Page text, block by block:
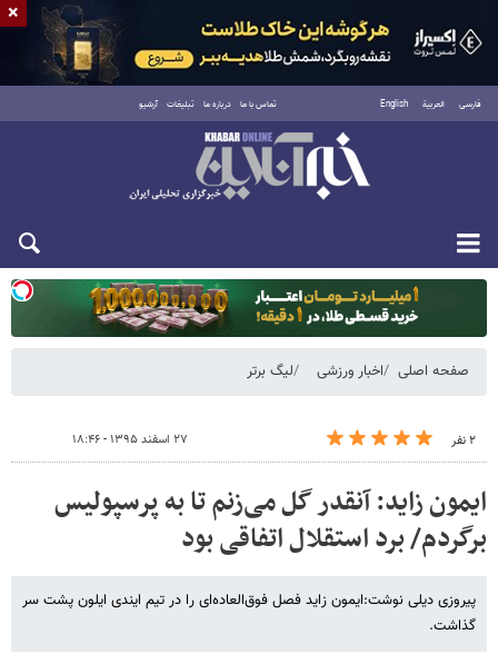
فارسی العربية English تماس با ما درباره ما تبلیغات آرشیو
یکشنبه ۱۸ مرداد ۱۴۰۵
صفحه اصلی اخبار ورزشی لیگ برتر
۲ نفر ۲۷ اسفند ۱۳۹۵ - ۱۸:۴۶
ایمون زاید: آنقدر گل می‌زنم تا به پرسپولیس
برگردم/ برد استقلال اتفاقی بود
پیروزی دیلی نوشت:ایمون زاید فصل فوق‌العاده‌ای را در تیم ایندی ایلون پشت سر
گذاشت.
×